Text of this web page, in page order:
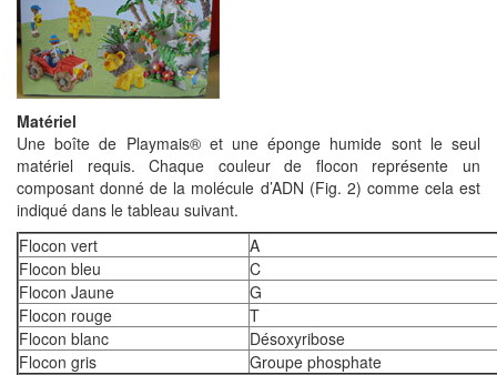
Matériel
Une boîte de Playmais® et une éponge humide sont le seul
matériel requis. Chaque couleur de flocon représente un
composant donné de la molécule d’ADN (Fig. 2) comme cela est
indiqué dans le tableau suivant.
Flocon vert
A
Flocon bleu
C
Flocon Jaune
G
Flocon rouge
T
Flocon blanc
Désoxyribose
Flocon gris
Groupe phosphate